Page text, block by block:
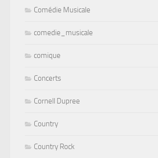
Comédie Musicale
comedie_musicale
comique
Concerts
Cornell Dupree
Country
Country Rock